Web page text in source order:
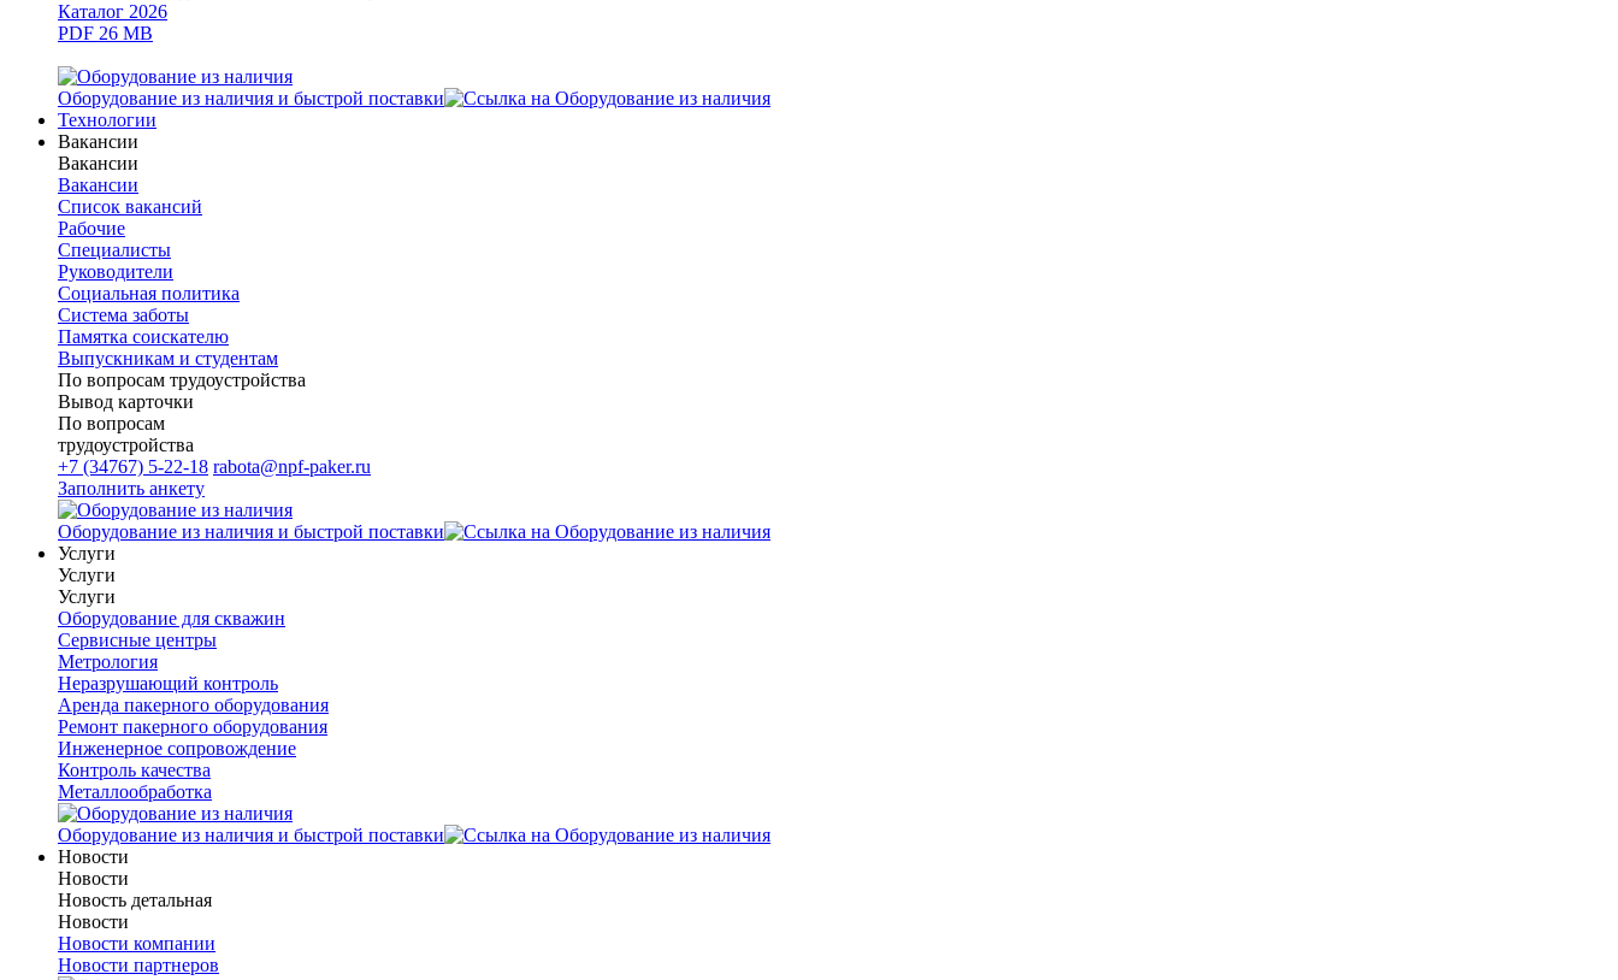
Каталог 2026
PDF 26 MB
Оборудование из наличия и быстрой поставки
Технологии
Вакансии
Вакансии
Вакансии
Список вакансий
Рабочие
Специалисты
Руководители
Cоциальная политика
Система заботы
Памятка соискателю
Выпускникам и студентам
По вопросам трудоустройства
Вывод карточки
По вопросам
трудоустройства
+7 (34767) 5-22-18 rabota@npf-paker.ru
Заполнить анкету
Оборудование из наличия и быстрой поставки
Услуги
Услуги
Услуги
Оборудование для скважин
Сервисные центры
Метрология
Неразрушающий контроль
Аренда пакерного оборудования
Ремонт пакерного оборудования
Инженерное сопровождение
Контроль качества
Металлообработка
Оборудование из наличия и быстрой поставки
Новости
Новости
Новость детальная
Новости
Новости компании
Новости партнеров